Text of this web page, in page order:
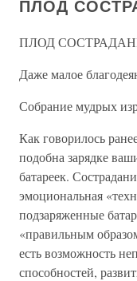
ПЛОД
ПЛОД
Даже малое
Собрание мудрых
Как говорилось
подобна зарядке
батареек.
эмоциональная
подзаряженные
«правильным
есть возможность
способностей,